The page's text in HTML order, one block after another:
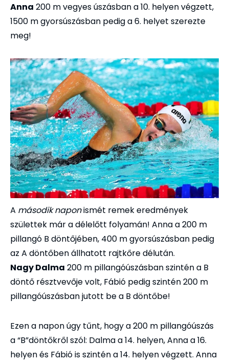
Anna 200 m vegyes úszásban a 10. helyen végzett,
1500 m gyorsúszásban pedig a 6. helyet szerezte
meg!
A második naponismét remek eredmények
születtek már a délelőtt folyamán! Anna a 200 m
pillangó B döntőjében, 400 m gyorsúszásban pedig
az A döntőben állhatott rajtkőre délután.
Nagy Dalma 200 m pillangóúszásban szintén a B
döntő résztvevője volt, Fábió pedig szintén 200 m
pillangóúszásban jutott be a B döntőbe!
Ezen a napon úgy tűnt, hogy a 200 m pillangóúszás
a “B”döntőkről szól: Dalma a 14. helyen, Anna a 16.
helyen és Fábió is szintén a 14. helyen végzett. Anna